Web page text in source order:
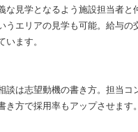
見学となるよう施設担当者
エリアの見学も可能。給与
ます。
は志望動機の書き方。担当コ
方で採用率もアップさせます。